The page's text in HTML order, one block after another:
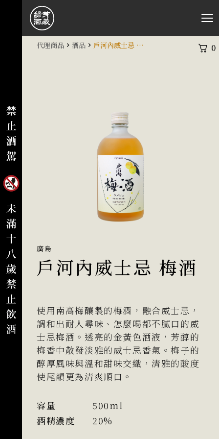
0
代理商品 酒品 戶河內威士忌 梅酒
廣島
戶河內威士忌 梅酒
使用南高梅釀製的梅酒，融合威士忌，
調和出耐人尋味、怎麼喝都不膩口的威
士忌梅酒。透亮的金黃色酒液，芳醇的
梅香中散發淡雅的威士忌香氣。梅子的
醇厚風味與溫和甜味交織，清雅的酸度
使尾韻更為清爽順口。
容量
500ml
酒精濃度
20%